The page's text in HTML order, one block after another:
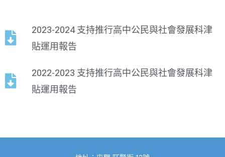
2023-2024 支持推行高中公民與社會發展科津
貼運用報告
2022-2023 支持推行高中公民與社會發展科津
貼運用報告